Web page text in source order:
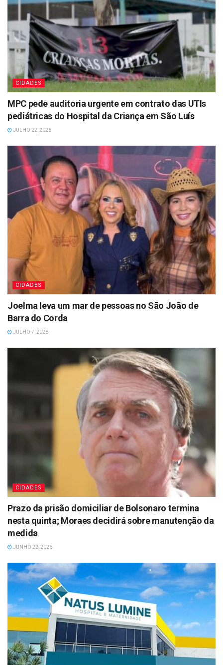
CIDADES
MPC pede auditoria urgente em contrato das UTIs
pediátricas do Hospital da Criança em São Luís
JULHO 22, 2026
CIDADES
Joelma leva um mar de pessoas no São João de
Barra do Corda
JULHO 7, 2026
CIDADES
Prazo da prisão domiciliar de Bolsonaro termina
nesta quinta; Moraes decidirá sobre manutenção da
medida
JUNHO 22, 2026